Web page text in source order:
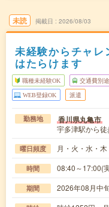
未読 掲載日 2026/08/03
未経験からチャレ
はたらけます
職種未経験OK 交通費別
WEB登録OK 派遣
勤務地 香川県丸亀市
宇多津駅から
曜日頻度 月・火・水・
時間 08:40～17:00(
期間 2026年08月中